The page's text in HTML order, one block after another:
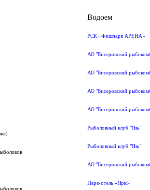
Водоем
РСК «Фишпарк АРЕНА»
АО "Бисеровский
АО "Бисеровский
АО "Бисеровский
АО "Бисеровский
Рыболовный клуб "Язь"
Рыболовный клуб "Язь"
АО "Бисеровский
Парк-отель «Яркi»